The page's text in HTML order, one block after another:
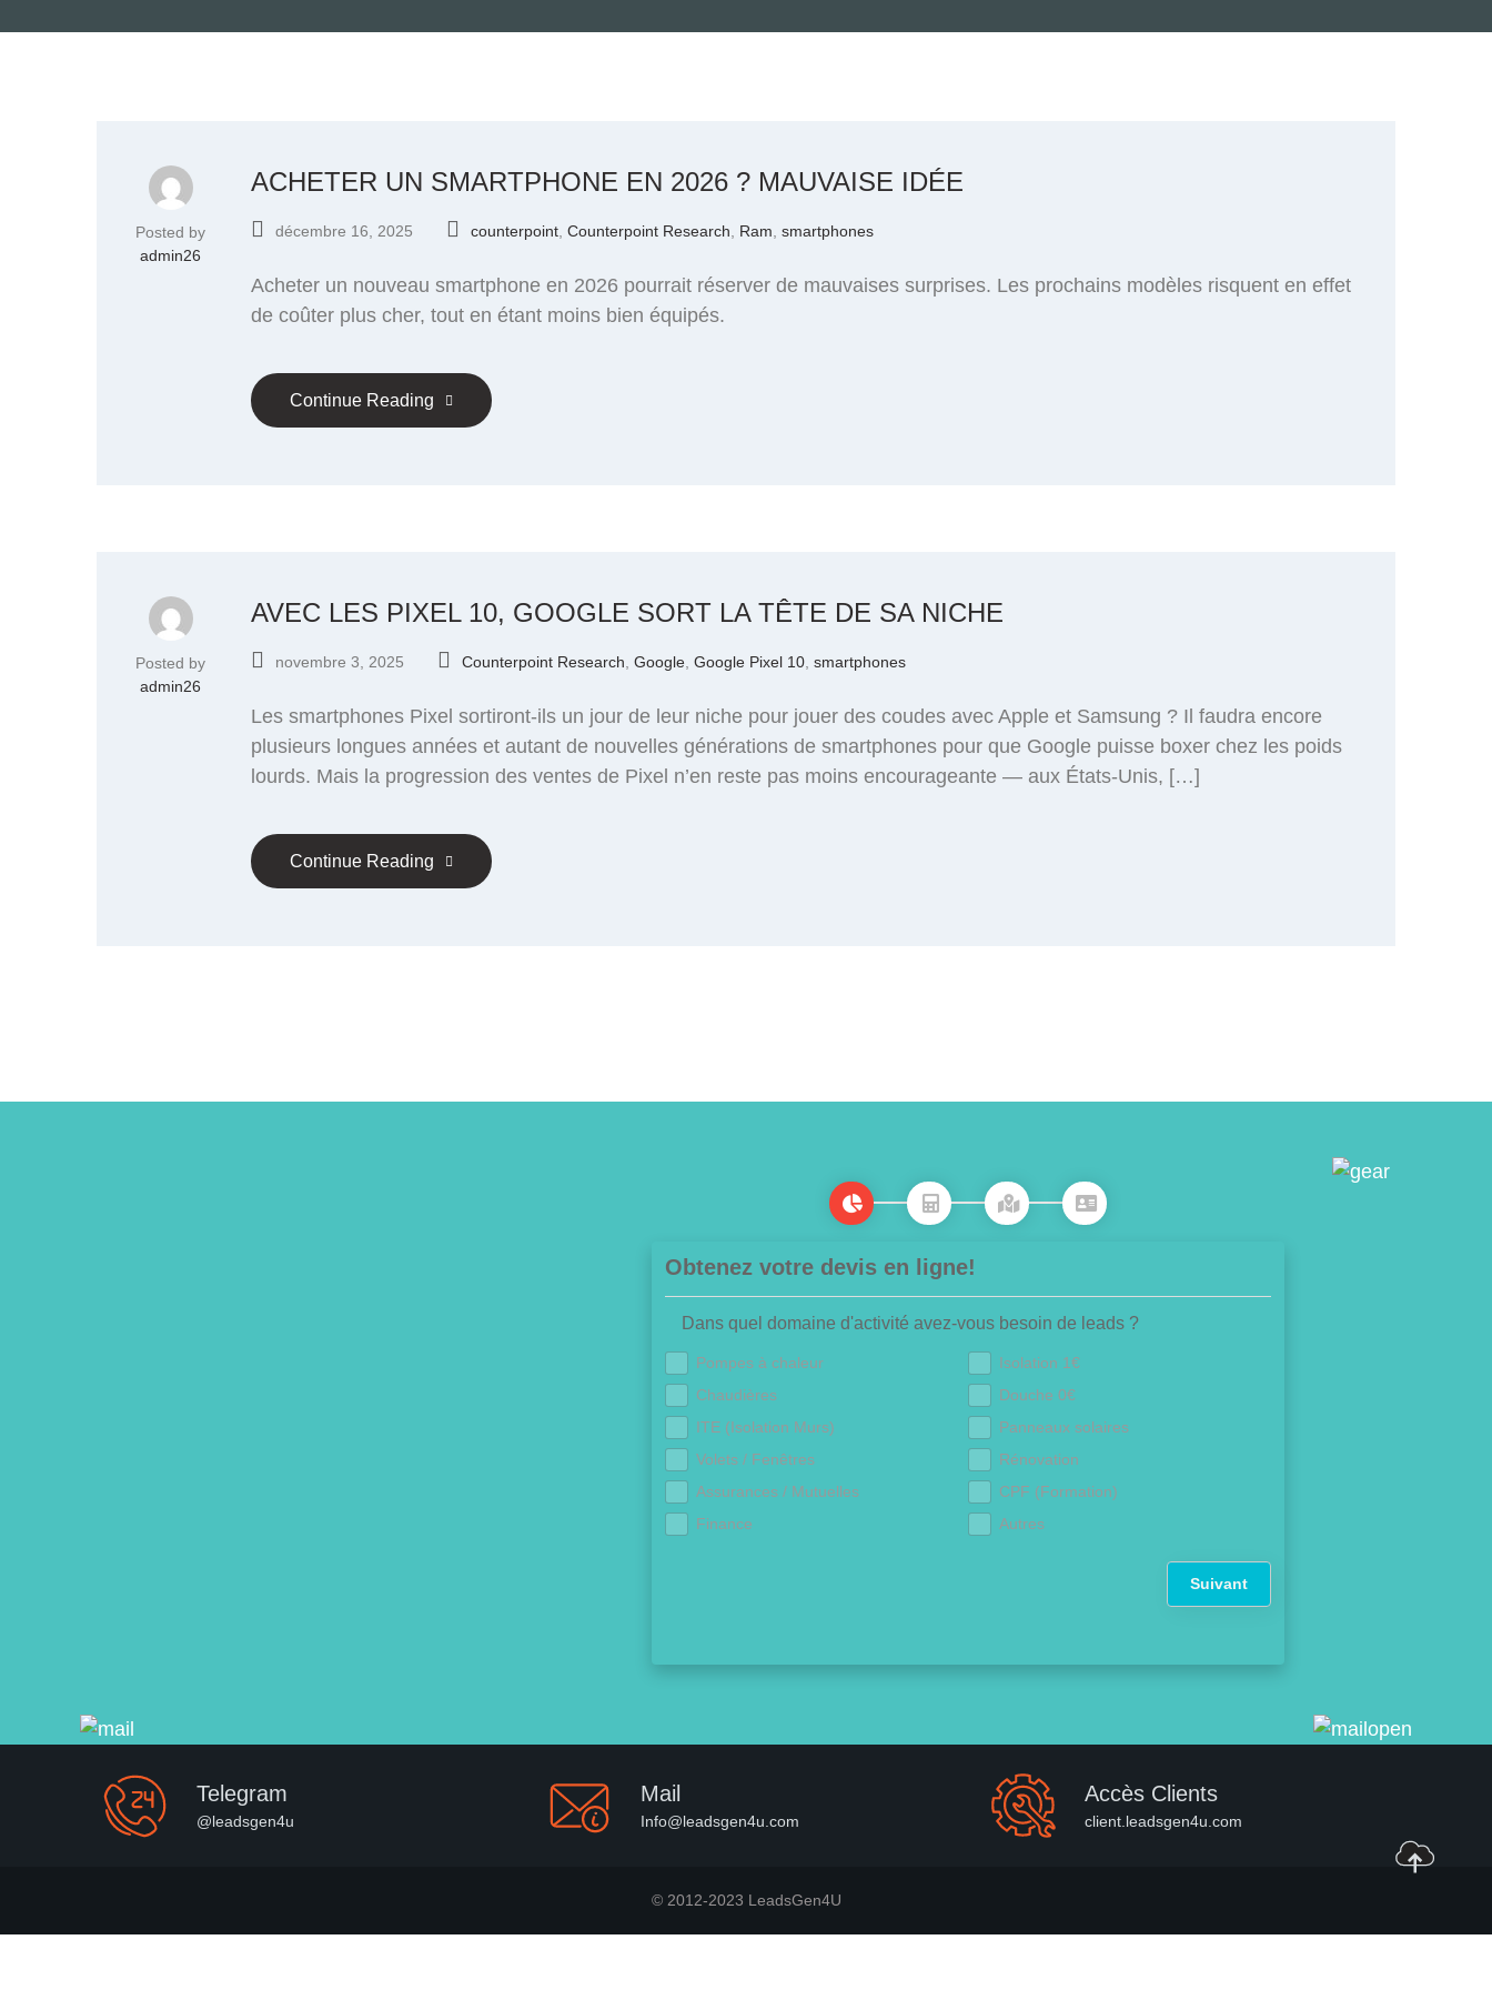
Posted by
admin26
ACHETER UN SMARTPHONE EN 2026 ? MAUVAISE IDÉE
décembre 16, 2025 counterpoint Counterpoint Research Ram smartphones
Acheter un nouveau smartphone en 2026 pourrait réserver de mauvaises surprises. Les prochains modèles risquent en effet
de coûter plus cher, tout en étant moins bien équipés.
Continue Reading
Posted by
admin26
AVEC LES PIXEL 10, GOOGLE SORT LA TÊTE DE SA NICHE
novembre 3, 2025 Counterpoint Research Google Google Pixel 10 smartphones
Les smartphones Pixel sortiront-ils un jour de leur niche pour jouer des coudes avec Apple et Samsung ? Il faudra encore
plusieurs longues années et autant de nouvelles générations de smartphones pour que Google puisse boxer chez les poids
lourds. Mais la progression des ventes de Pixel n’en reste pas moins encourageante — aux États-Unis, […]
Continue Reading
Obtenez votre devis en ligne!
Dans quel domaine d'activité avez-vous besoin de leads ?
Pompes à chaleur
Isolation 1€
Chaudières
Douche 0€
ITE (Isolation Murs)
Panneaux solaires
Volets / Fenêtres
Rénovation
Assurances / Mutuelles
CPF (Formation)
Finance
Autres
Suivant
Telegram
@leadsgen4u
Mail
Info@leadsgen4u.com
Accès Clients
client.leadsgen4u.com
© 2012-2023 LeadsGen4U